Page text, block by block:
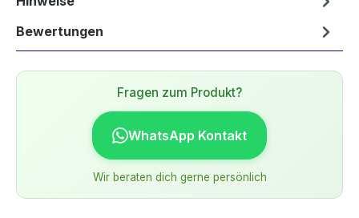
Bewertungen
Fragen zum Produkt?
WhatsApp Kontakt
Wir beraten dich gerne persönlich